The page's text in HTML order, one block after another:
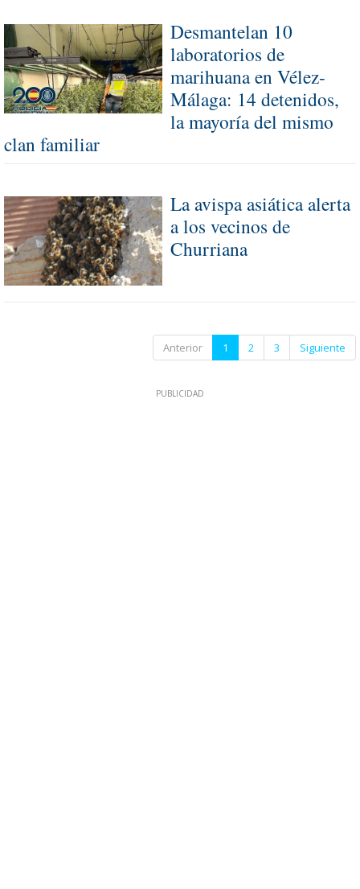
Desmantelan 10
laboratorios de
marihuana en Vélez-
Málaga: 14 detenidos,
la mayoría del mismo
clan familiar
La avispa asiática alerta
a los vecinos de
Churriana
Anterior 1 2 3 Siguiente